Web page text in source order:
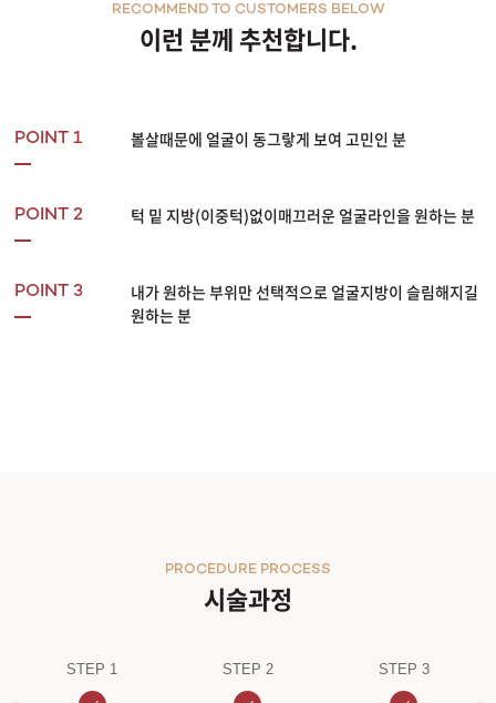
이런 분께 추천합니다.
RECOMMEND TO CUSTOMERS BELOW
POINT 1 볼살때문에 얼굴이 동그랗게 보여 고민인 분
POINT 2 턱 밑 지방(이중턱)없이매끄러운 얼굴라인을 원하는 분
POINT 3
내가 원하는 부위만 선택적으로 얼굴지방이 슬림해지길
원하는 분
시술과정
PROCEDURE PROCESS
STEP 1 STEP 2 STEP 3